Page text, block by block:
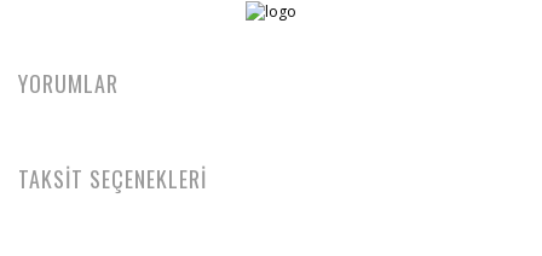
YORUMLAR
TAKSİT SEÇENEKLERİ